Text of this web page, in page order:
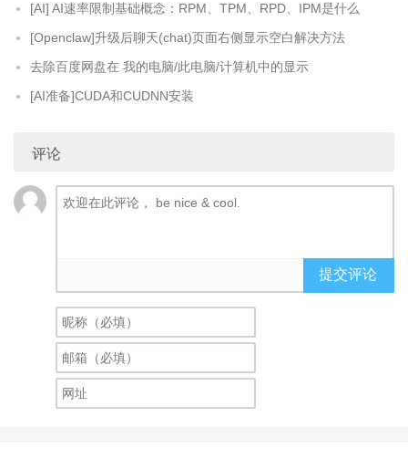
[AI] AI速率限制基础概念：RPM、TPM、RPD、IPM是什么
[Openclaw]升级后聊天(chat)页面右侧显示空白解决方法
去除百度网盘在 我的电脑/此电脑/计算机中的显示
[AI准备]CUDA和CUDNN安装
评论
提交评论